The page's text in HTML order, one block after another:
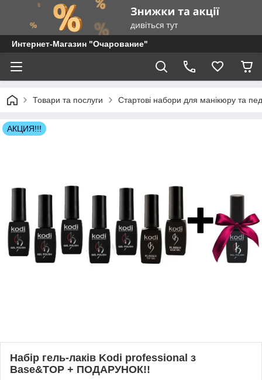
Интернет-Магазин "Очарование"
Товари та послуги Стартові набори для манікюру та
АКЦИЯ!!!
Набір гель-лаків Kodi professional з
Base&TOP + ПОДАРУНОК!!